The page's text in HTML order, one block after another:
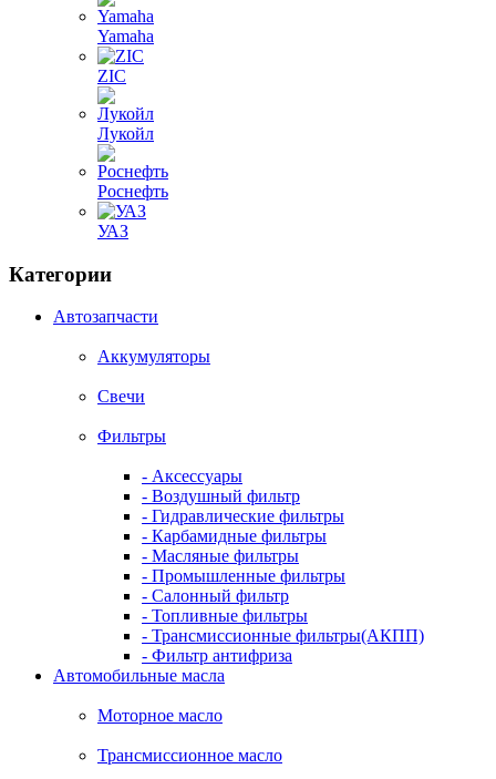
Yamaha
ZIC
Лукойл
Роснефть
УАЗ
Категории
Автозапчасти
Аккумуляторы
Свечи
Фильтры
- Аксессуары
- Воздушный фильтр
- Гидравлические фильтры
- Карбамидные фильтры
- Масляные фильтры
- Промышленные фильтры
- Салонный фильтр
- Топливные фильтры
- Трансмиссионные фильтры(АКПП)
- Фильтр антифриза
Автомобильные масла
Моторное масло
Трансмиссионное масло